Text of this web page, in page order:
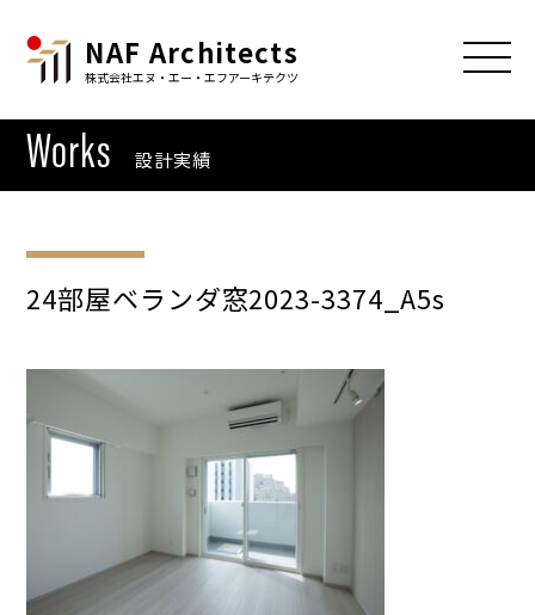
NAF Architects
株式会社エヌ・エー・エフアーキテクツ
Works 設計実績
24部屋ベランダ窓2023-3374_A5s